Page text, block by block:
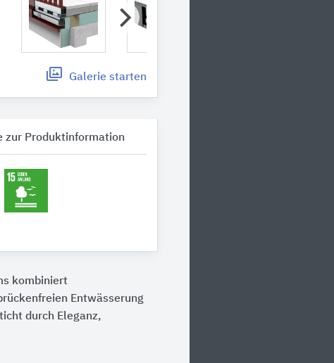
Galerie starten
zur Produktinformation
kombiniert
Entwässerung
durch Eleganz,